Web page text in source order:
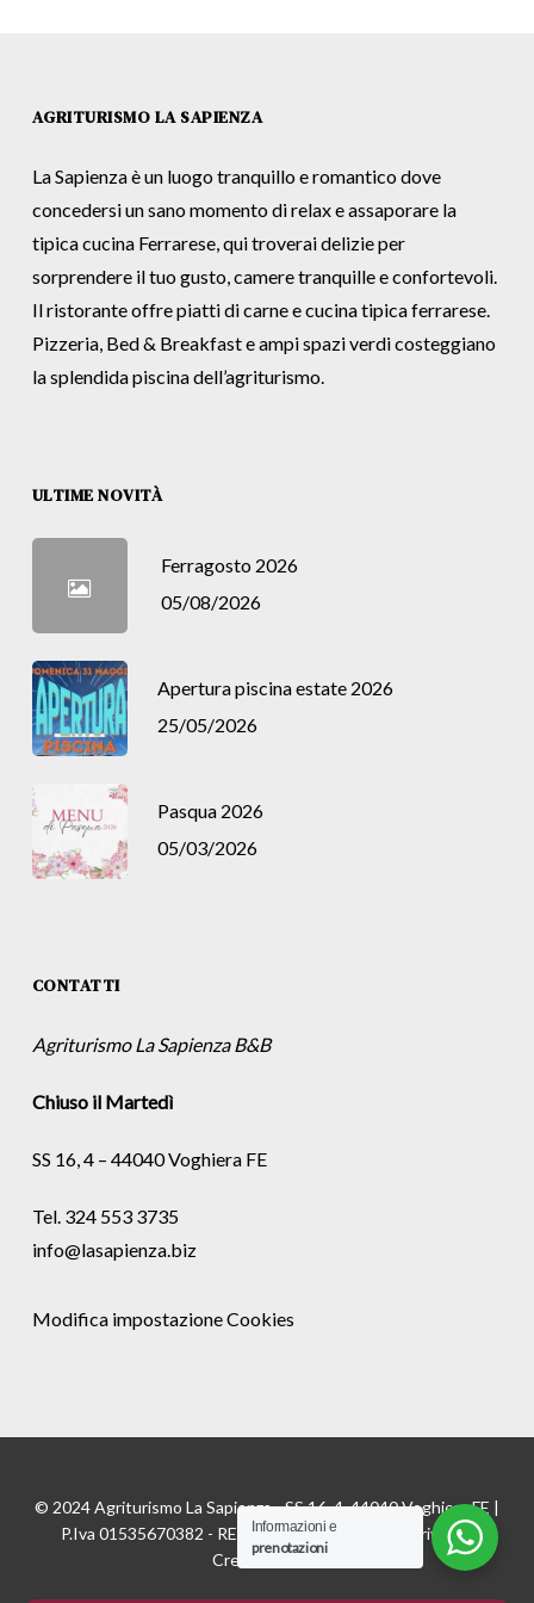
AGRITURISMO LA SAPIENZA
La Sapienza è un luogo tranquillo e romantico dove
concedersi un sano momento di relax e assaporare la
tipica cucina Ferrarese, qui troverai delizie per
sorprendere il tuo gusto, camere tranquille e confortevoli.
Il ristorante offre piatti di carne e cucina tipica ferrarese.
Pizzeria, Bed & Breakfast e ampi spazi verdi costeggiano
la splendida piscina dell’agriturismo.
ULTIME NOVITÀ
Ferragosto 2026
05/08/2026
Apertura piscina estate 2026
25/05/2026
Pasqua 2026
05/03/2026
CONTATTI
Agriturismo La Sapienza B&B
Chiuso il Martedì
SS 16, 4 – 44040 Voghiera FE
Tel. 324 553 3735
info@lasapienza.biz
Modifica impostazione Cookies
© 2024 Agriturismo La Sapienza - SS 16, 4, 44040 Voghiera FE |
P.Iva 01535670382 - REA FE175811 |
Privacy|
Credits:Digife
Informazioni e
prenotazioni